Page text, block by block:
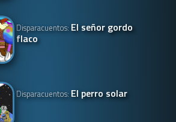
Disparacuentos: El señor gordo
flaco
Disparacuentos: El perro solar